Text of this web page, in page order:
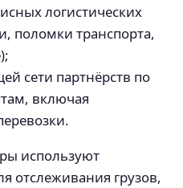
логистических
поломки транспорта,
сети партнёрств по
включая
используют
отслеживания грузов,